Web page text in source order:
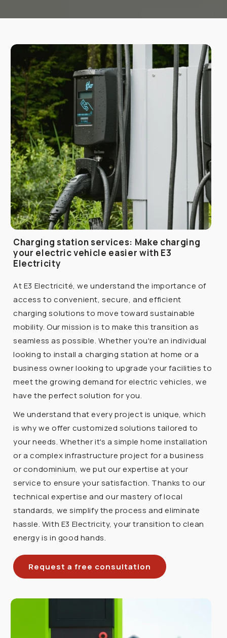
Charging station services: Make charging
your electric vehicle easier with E3
Electricity
At E3 Electricité, we understand the importance of
access to convenient, secure, and efficient
charging solutions to move toward sustainable
mobility. Our mission is to make this transition as
seamless as possible. Whether you're an individual
looking to install a charging station at home or a
business owner looking to upgrade your facilities to
meet the growing demand for electric vehicles, we
have the perfect solution for you.
We understand that every project is unique, which
is why we offer customized solutions tailored to
your needs. Whether it's a simple home installation
or a complex infrastructure project for a business
or condominium, we put our expertise at your
service to ensure your satisfaction. Thanks to our
technical expertise and our mastery of local
standards, we simplify the process and eliminate
hassle. With E3 Electricity, your transition to clean
energy is in good hands.
Request a free consultation